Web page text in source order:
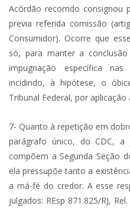
Acórdão recorrido consignou
previa referida comissão
Consumidor). Ocorre que
só, para manter a
impugnação específica
incidindo, à hipótese, o
Tribunal Federal, por aplicação
7- Quanto à repetição em
parágrafo único, do CDC, a
compõem a Segunda Seção
ela pressupõe tanto a
a má-fé do credor. A esse
julgados: REsp 871.825/RJ,